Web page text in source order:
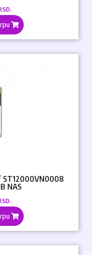
ST12000VN0008
NAS